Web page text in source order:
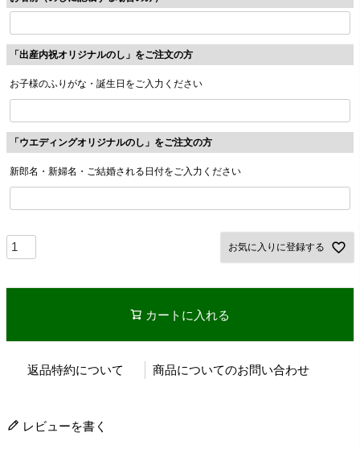
「出産内祝オリジナルのし」をご注文の方
お子様のふりがな・誕生日をご入力ください
「ウエディングオリジナルのし」をご注文の方
新郎名・新婦名・ご結婚される日付をご入力ください
お気に入りに登録する
カートに入れる
返品特約について 商品についてのお問い合わせ
レビューを書く